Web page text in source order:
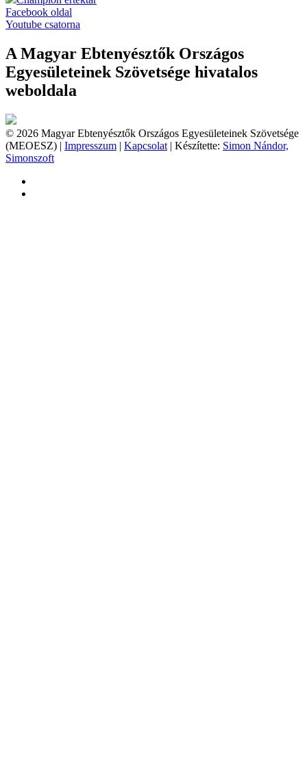
Facebook oldal
Youtube csatorna
A Magyar Ebtenyésztők Országos
Egyesületeinek Szövetsége hivatalos
weboldala
© 2026 Magyar Ebtenyésztők Országos Egyesületeinek Szövetsége
(MEOESZ) | Impresszum | Kapcsolat | Készítette: Simon Nándor,
Simonszoft